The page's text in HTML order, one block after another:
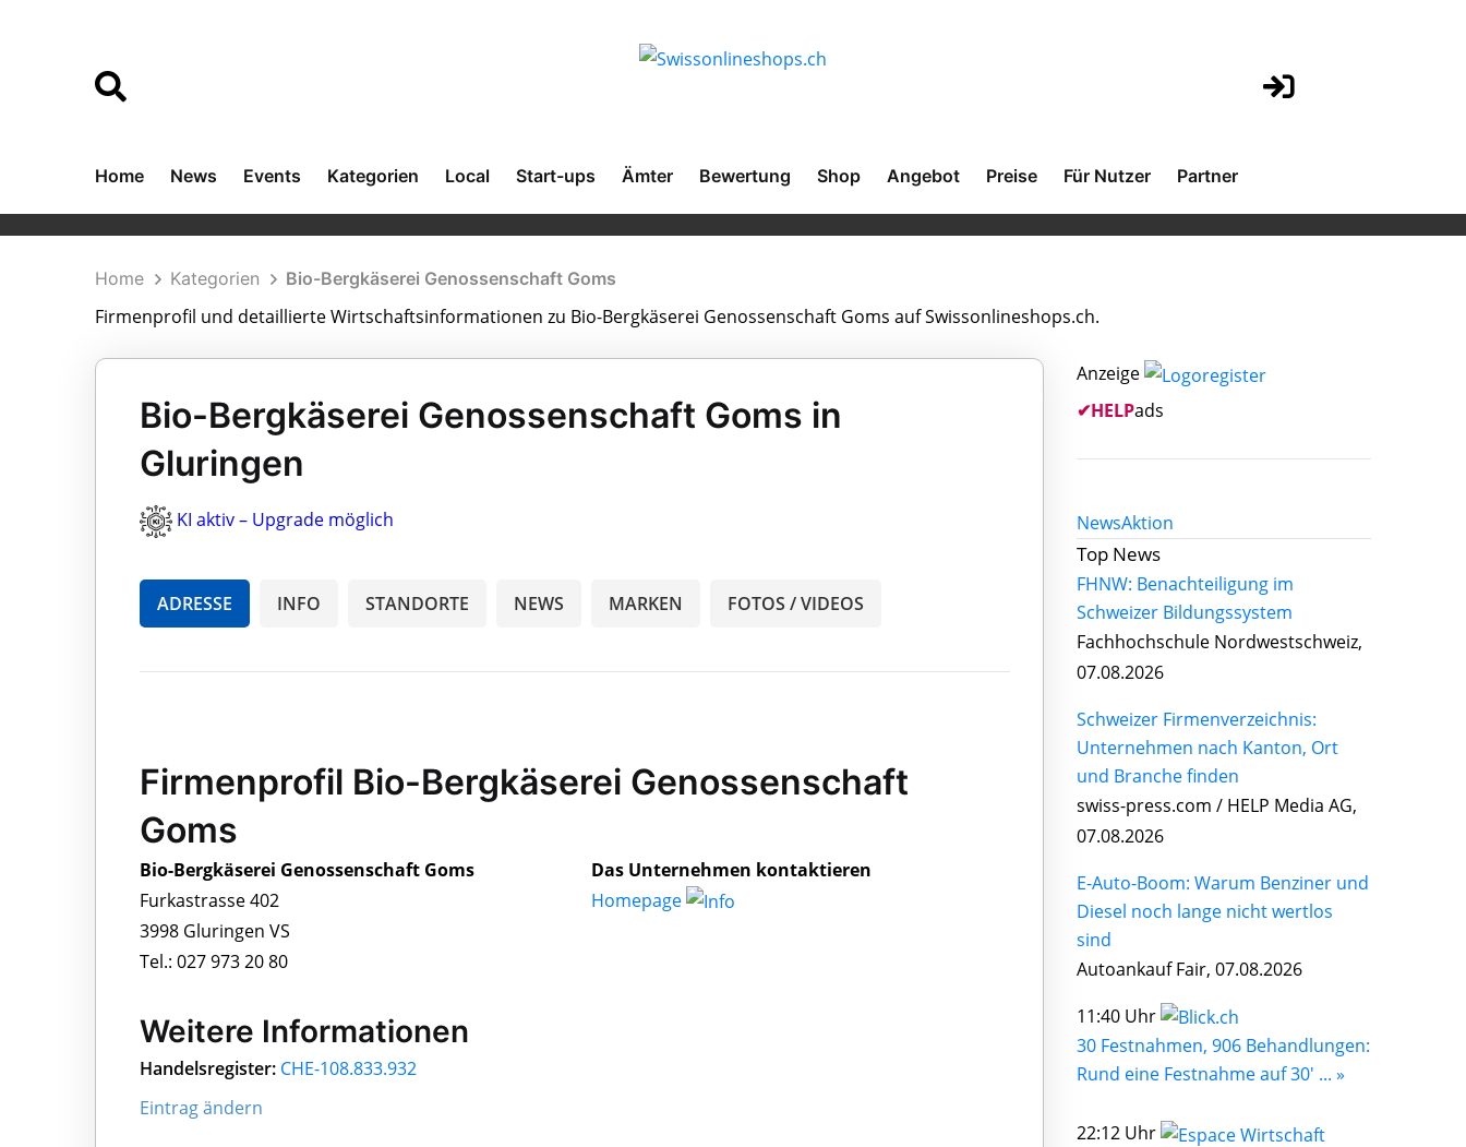
Home News Events Kategorien Local Start-ups Ämter Bewertung Shop Angebot Preise Für Nutzer Partner
Home Kategorien Bio-Bergkäserei Genossenschaft Goms
Firmenprofil und detaillierte Wirtschaftsinformationen zu Bio-Bergkäserei Genossenschaft Goms auf Swissonlineshops.ch.
Bio-Bergkäserei Genossenschaft Goms in
Gluringen
KI aktiv – Upgrade möglich
ADRESSE INFO STANDORTE NEWS MARKEN FOTOS / VIDEOS
Firmenprofil Bio-Bergkäserei Genossenschaft
Goms
Bio-Bergkäserei Genossenschaft Goms
Furkastrasse 402
3998 Gluringen VS
Tel.: 027 973 20 80
Das Unternehmen kontaktieren
Homepage
Weitere Informationen
Handelsregister: CHE-108.833.932
Eintrag ändern
Anzeige
✔HELPads
NewsAktion
Top News
FHNW: Benachteiligung im
Schweizer Bildungssystem
Fachhochschule Nordwestschweiz,
07.08.2026
Schweizer Firmenverzeichnis:
Unternehmen nach Kanton, Ort
und Branche finden
swiss-press.com / HELP Media AG,
07.08.2026
E-Auto-Boom: Warum Benziner und
Diesel noch lange nicht wertlos
sind
Autoankauf Fair, 07.08.2026
11:40 Uhr
30 Festnahmen, 906 Behandlungen:
Rund eine Festnahme auf 30' ... »
22:12 Uhr